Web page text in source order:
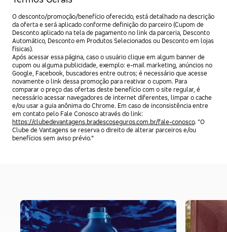
O desconto/promoção/benefício oferecido, está detalhado na descrição
da oferta e será aplicado conforme definição do parceiro (Cupom de
Desconto aplicado na tela de pagamento no link da parceria, Desconto
Automático, Desconto em Produtos Selecionados ou Desconto em lojas
físicas).
Após acessar essa página, caso o usuário clique em algum banner de
cupom ou alguma publicidade, exemplo: e-mail marketing, anúncios no
Google, Facebook, buscadores entre outros; é necessário que acesse
novamente o link dessa promoção para reativar o cupom. Para
comparar o preço das ofertas deste benefício com o site regular, é
necessário acessar navegadores de internet diferentes, limpar o cache
e/ou usar a guia anônima do Chrome. Em caso de inconsistência entre
em contato pelo Fale Conosco através do link:
https://clubedevantagens.bradescoseguros.com.br/fale-conosco. “O
Clube de Vantagens se reserva o direito de alterar parceiros e/ou
benefícios sem aviso prévio."